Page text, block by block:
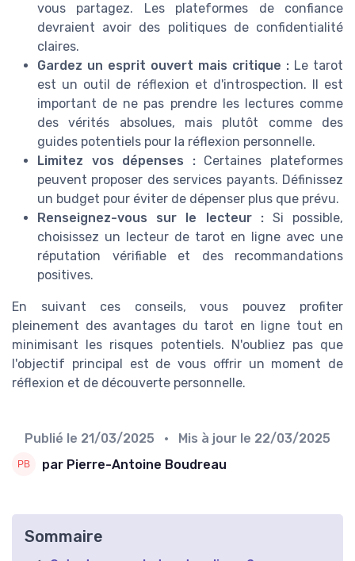
vous partagez. Les plateformes de confiance
devraient avoir des politiques de confidentialité
claires.
Gardez un esprit ouvert mais critique : Le tarot
est un outil de réflexion et d'introspection. Il est
important de ne pas prendre les lectures comme
des vérités absolues, mais plutôt comme des
guides potentiels pour la réflexion personnelle.
Limitez vos dépenses :Certaines plateformes
peuvent proposer des services payants. Définissez
un budget pour éviter de dépenser plus que prévu.
Renseignez-vous sur le lecteur :Si possible,
choisissez un lecteur de tarot en ligne avec une
réputation vérifiable et des recommandations
positives.
En suivant ces conseils, vous pouvez profiter
pleinement des avantages du tarot en ligne tout en
minimisant les risques potentiels. N'oubliez pas que
l'objectif principal est de vous offrir un moment de
réflexion et de découverte personnelle.
Publié le 21/03/2025 • Mis à jour le 22/03/2025
par Pierre-Antoine Boudreau
Sommaire